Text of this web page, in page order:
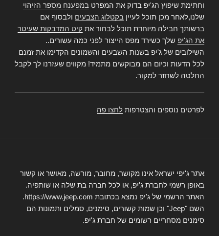
וחתימת שיפוץ הג'יפ בדוק את המפרט במפענח מספר הזיהוי
שלנו,לאחר מכן תוכל לעיין בקטלוג הצבעים ולבסוף אם
ברשותך חבילה מיוחדת תוכל לבחור את קיט המדבקות שעיטר
את הג'יפ שלך כשירד מפס הייצור לפני כמה עשורים..
השילובים של ג'יפ בשנות השבעים והשמונים הקדימו את זמנם
לכל הדעות וכיום הם מבוקשים מתמיד! מקווים שעזרנו לך לקבל
החלטה לשחזר למקור.
לפרטים נוספים והצטרפות לחצו פה
אתר ג'יפי ישראל אינו מקושר, מחובר, מורשה, מאושר או קשור
באופן רשמי לחברת ג'יפ, או לכל חברה בת שלה או שותפיה.
האתר הרשמי של ג'יפ נמצא בכתובת https://www.jeep.com.
השם "Jeep" וכן שמות קשורים, סימנים, סמלים ותמונות הם
סימנים מסחריים רשומים של חברת ג'יפ.